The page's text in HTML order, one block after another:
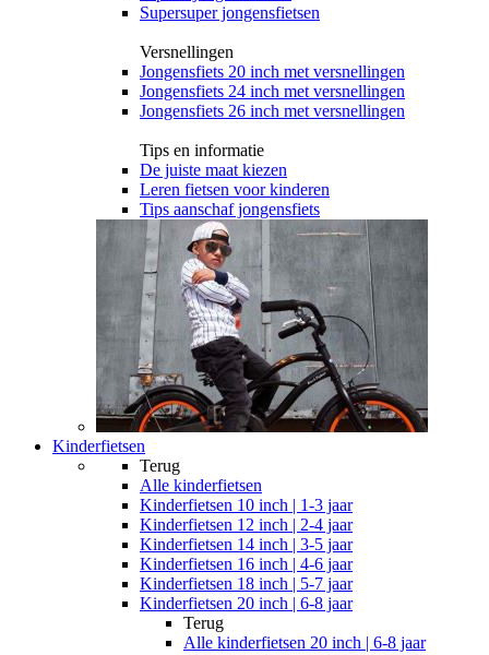
Supersuper jongensfietsen
Versnellingen
Jongensfiets 20 inch met versnellingen
Jongensfiets 24 inch met versnellingen
Jongensfiets 26 inch met versnellingen
Tips en informatie
De juiste maat kiezen
Leren fietsen voor kinderen
Tips aanschaf jongensfiets
Kinderfietsen
Terug
Alle kinderfietsen
Kinderfietsen 10 inch | 1-3 jaar
Kinderfietsen 12 inch | 2-4 jaar
Kinderfietsen 14 inch | 3-5 jaar
Kinderfietsen 16 inch | 4-6 jaar
Kinderfietsen 18 inch | 5-7 jaar
Kinderfietsen 20 inch | 6-8 jaar
Terug
Alle kinderfietsen 20 inch | 6-8 jaar